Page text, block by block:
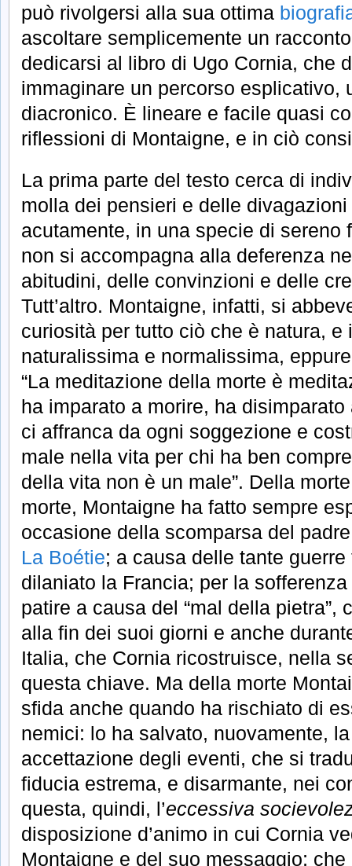
può rivolgersi alla sua ottima
ascoltare semplicemente un
dedicarsi al libro di Ugo Cornia, che
immaginare un percorso esplicativo,
diacronico. È lineare e facile quasi
riflessioni di Montaigne, e in ciò
La prima parte del testo cerca di
molla dei pensieri e delle
acutamente, in una specie di sereno
non si accompagna alla deferenza
abitudini, delle convinzioni e delle
Tutt’altro. Montaigne, infatti, si
curiosità per tutto ciò che è natura,
naturalissima e normalissima,
“La meditazione della morte è
ha imparato a morire, ha
ci affranca da ogni soggezione e
male nella vita per chi ha ben
della vita non è un male”. Della
morte, Montaigne ha fatto sempre
occasione della scomparsa del
La Boétie; a causa delle tante
dilaniato la Francia; per la
patire a causa del “mal della pietra”,
alla fin dei suoi giorni e anche
Italia, che Cornia ricostruisce, nella
questa chiave. Ma della morte
sfida anche quando ha rischiato di
nemici: lo ha salvato, nuovamente,
accettazione degli eventi, che si
fiducia estrema, e disarmante, nei
questa, quindi, l’eccessiva
disposizione d’animo in cui Cornia
Montaigne e del suo messaggio;